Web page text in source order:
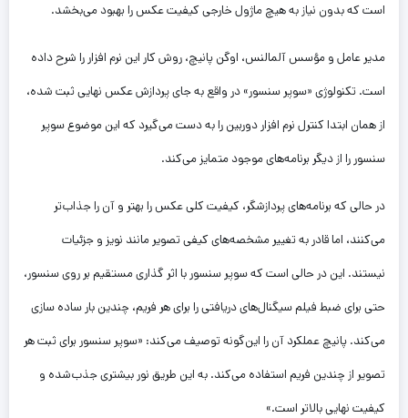
است که بدون نیاز به هیچ ماژول خارجی کیفیت عکس را بهبود می‌بخشد.
مدیر عامل و مؤسس آلمالنس، اوگن پانیچ، روش کار این نرم افزار را شرح داده
است. تکنولوژی «سوپر سنسور» در واقع به جای پردازش عکس نهایی ثبت شده،
از همان ابتدا کنترل نرم افزار دوربین را به دست می‌گیرد که این موضوع سوپر
سنسور را از دیگر برنامه‌های موجود متمایز می‌کند.
در حالی که برنامه‌های پردازشگر، کیفیت کلی عکس را بهتر و آن را جذاب‌تر
می‌کنند، اما قادر به تغییر مشخصه‌های کیفی تصویر مانند نویز و جزئیات
نیستند. این در حالی است که سوپر سنسور با اثر گذاری مستقیم بر روی سنسور،
حتی برای ضبط فیلم سیگنال‌های دریافتی را برای هر فریم، چندین بار ساده سازی
می‌کند. پانیچ عملکرد آن را این‌گونه توصیف می‌کند: «سوپر سنسور برای ثبت هر
تصویر از چندین فریم استفاده می‌کند. به این طریق نور بیشتری جذب‌شده و
کیفیت نهایی بالاتر است.»